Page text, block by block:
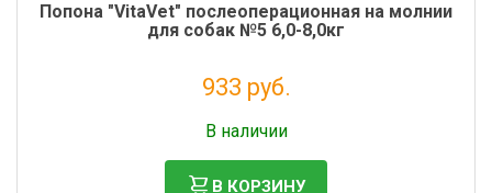
Попона "VitaVet" послеоперационная на молнии
для собак №5 6,0-8,0кг
933 руб.
В наличии
В КОРЗИНУ